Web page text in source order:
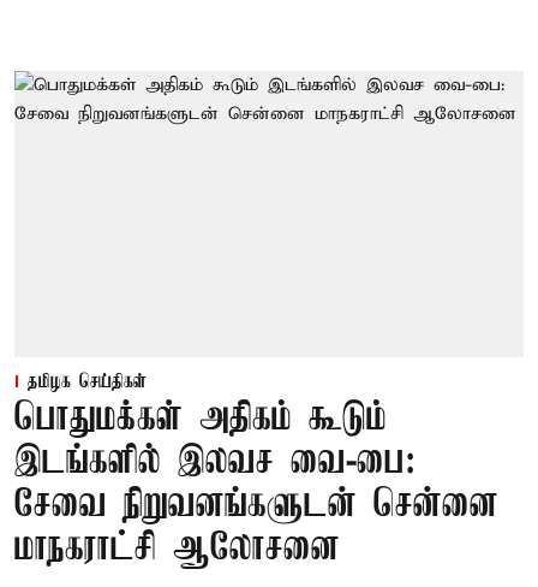
தமிழக செய்திகள்
பொதுமக்கள் அதிகம் கூடும்
இடங்களில் இலவச வை-பை:
சேவை நிறுவனங்களுடன் சென்னை
மாநகராட்சி ஆலோசனை